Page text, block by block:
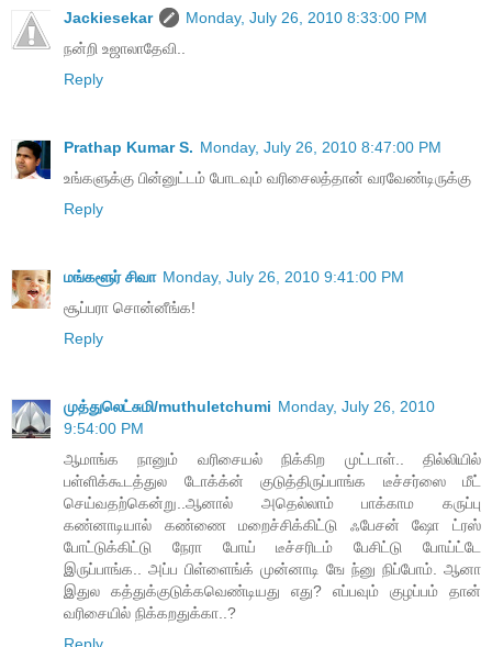
Jackiesekar
Monday, July 26, 2010 8:33:00 PM
நன்றி உஜாலாதேவி..
Reply
Prathap Kumar S. Monday, July 26, 2010 8:47:00 PM
உங்களுக்கு பின்னுட்டம் போடவும் வரிசைலத்தான் வரவேண்டிருக்கு
Reply
மங்களூர் சிவா Monday, July 26, 2010 9:41:00 PM
சூப்பரா சொன்னீங்க!
Reply
முத்துலெட்சுமி/muthuletchumi Monday, July 26, 2010
9:54:00 PM
ஆமாங்க நானும் வரிசையல் நிக்கிற முட்டாள்.. தில்லியில்
பள்ளிக்கூடத்துல டோக்க்ன் குடுத்திருப்பாங்க டீச்சர்ஸை மீட்
செய்வதற்கென்று..ஆனால் அதெல்லாம் பாக்காம கருப்பு
கண்னாடியால் கண்ணை மறைச்சிக்கிட்டு ஃபேசன் ஷோ ட்ரஸ்
போட்டுக்கிட்டு நேரா போய் டீச்சரிடம் பேசிட்டு போய்ட்டே
இருப்பாங்க.. அப்ப பிள்ளைங்க் முன்னாடி ஙே ந்னு நிப்போம். ஆனா
இதுல கத்துக்குடுக்கவெண்டியது எது? எப்பவும் குழப்பம் தான்
வரிசையில் நிக்கறதுக்கா..?